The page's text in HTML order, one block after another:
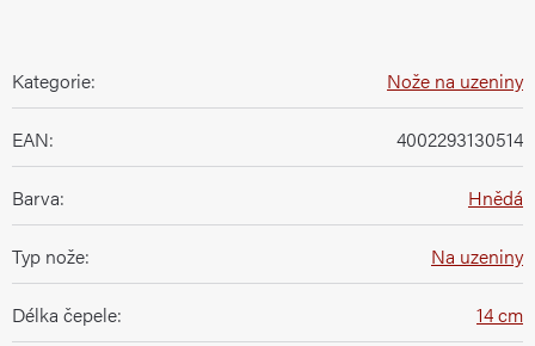
Kategorie: Nože na uzeniny
EAN: 4002293130514
Barva: Hnědá
Typ nože: Na uzeniny
Délka čepele: 14 cm